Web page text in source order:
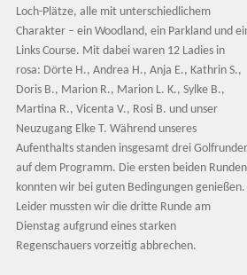
Loch-Plätze, alle mit unterschiedlichem
Charakter – ein Woodland, ein Parkland und
Links Course. Mit dabei waren 12 Ladies in
rosa: Dörte H., Andrea H., Anja E., Kathrin S.,
Doris B., Marion R., Marion L. K., Sylke B.,
Martina R., Vicenta V., Rosi B. und unser
Neuzugang Elke T. Während unseres
Aufenthalts standen insgesamt drei
auf dem Programm. Die ersten beiden Runden
konnten wir bei guten Bedingungen genießen.
Leider mussten wir die dritte Runde am
Dienstag aufgrund eines starken
Regenschauers vorzeitig abbrechen.